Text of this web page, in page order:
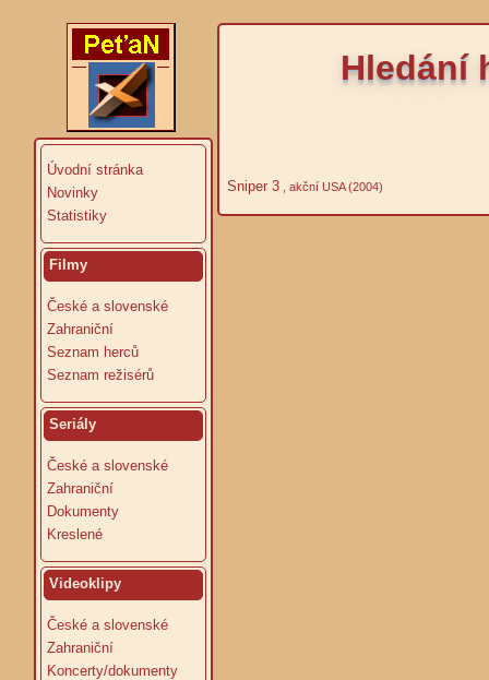
Úvodní stránka
Novinky
Statistiky
Filmy
České a slovenské
Zahraniční
Seznam herců
Seznam režisérů
Seriály
České a slovenské
Zahraniční
Dokumenty
Kreslené
Videoklipy
České a slovenské
Zahraniční
Koncerty/dokumenty
Hledání
Sniper 3 , akční USA (2004)